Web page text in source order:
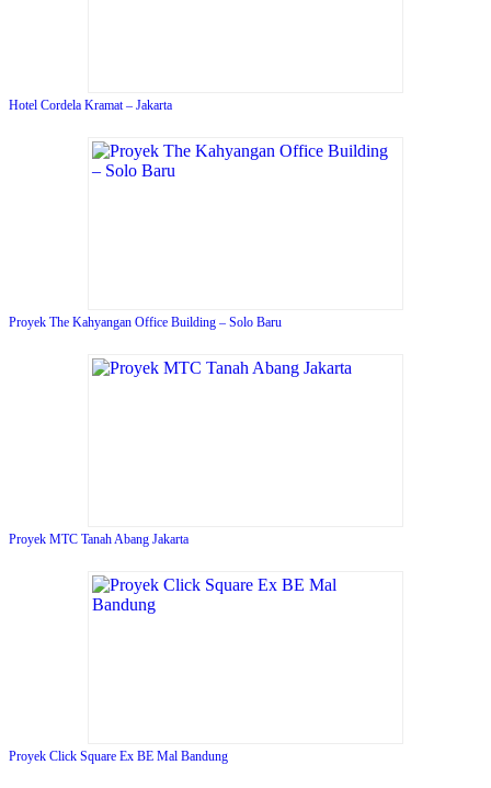
Hotel Cordela Kramat – Jakarta
Proyek The Kahyangan Office Building – Solo Baru
Proyek MTC Tanah Abang Jakarta
Proyek Click Square Ex BE Mal Bandung